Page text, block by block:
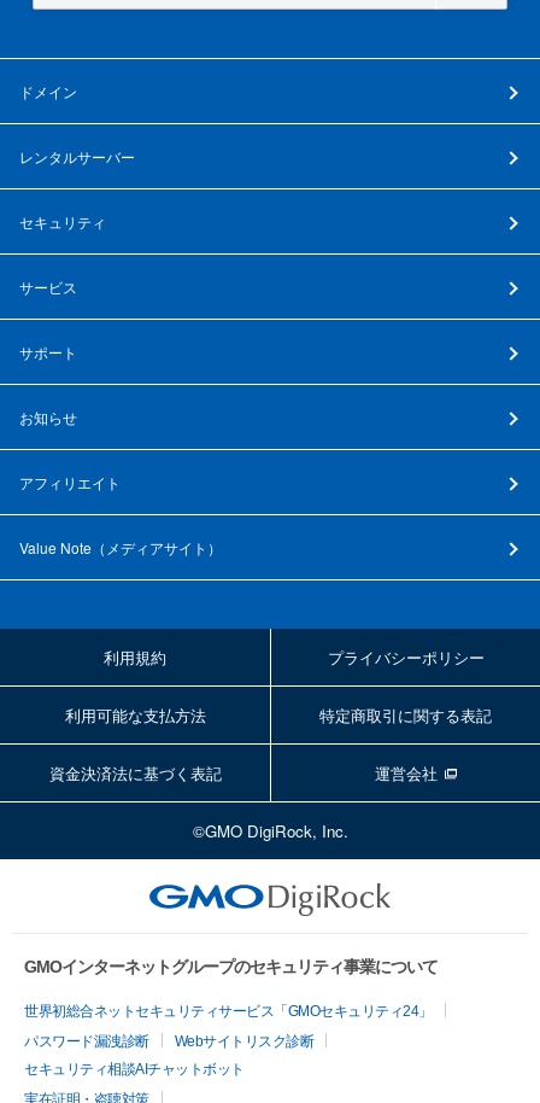
ドメイン
レンタルサーバー
セキュリティ
サービス
サポート
お知らせ
アフィリエイト
Value Note（ メディアサイト ）
利用規約 プライバシーポリシー
利用可能な支払方法 特定商取引に関する表記
資金決済法に基づく表記 運営会社
©GMO DigiRock, Inc.
GMOインターネットグループのセキュリティ事業について
世界初総合ネットセキュリティサービス「GMOセキュリティ24」
パスワード漏洩診断
Webサイトリスク診断
セキュリティ相談AIチャットボット
実在証明・盗聴対策